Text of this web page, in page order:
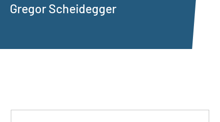
Gregor Scheidegger